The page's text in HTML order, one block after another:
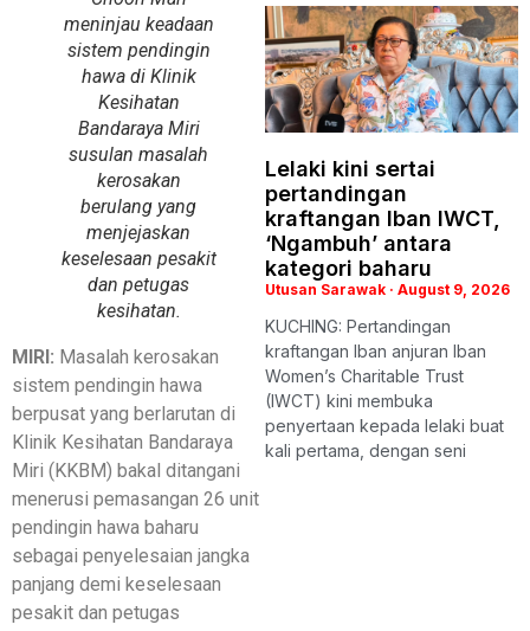
meninjau keadaan
sistem pendingin
hawa di Klinik
Kesihatan
Bandaraya Miri
susulan masalah
kerosakan
berulang yang
menjejaskan
keselesaan pesakit
dan petugas
kesihatan.
MIRI: Masalah kerosakan
sistem pendingin hawa
berpusat yang berlarutan di
Klinik Kesihatan Bandaraya
Miri (KKBM) bakal ditangani
menerusi pemasangan 26 unit
pendingin hawa baharu
sebagai penyelesaian jangka
panjang demi keselesaan
pesakit dan petugas
Lelaki kini sertai
pertandingan
kraftangan Iban IWCT,
‘Ngambuh’ antara
kategori baharu
Utusan Sarawak August 9, 2026
KUCHING: Pertandingan
kraftangan Iban anjuran Iban
Women’s Charitable Trust
(IWCT) kini membuka
penyertaan kepada lelaki buat
kali pertama, dengan seni